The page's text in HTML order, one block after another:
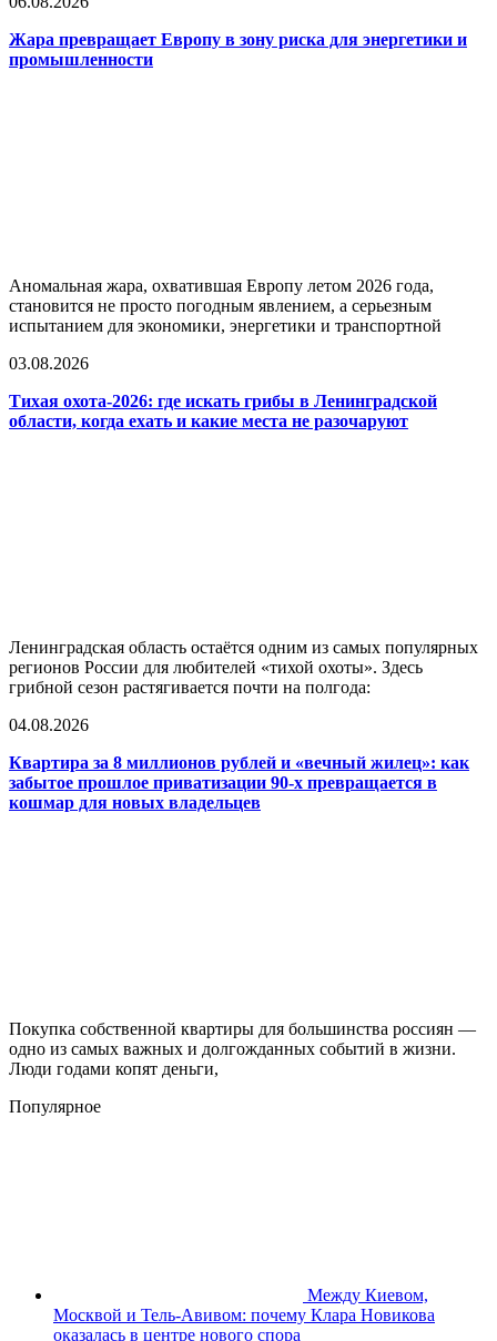
Жара превращает Европу в зону риска для энергетики и
промышленности
Аномальная жара, охватившая Европу летом 2026 года,
становится не просто погодным явлением, а серьезным
испытанием для экономики, энергетики и транспортной
03.08.2026
Тихая охота-2026: где искать грибы в Ленинградской
области, когда ехать и какие места не разочаруют
Ленинградская область остаётся одним из самых популярных
регионов России для любителей «тихой охоты». Здесь
грибной сезон растягивается почти на полгода:
04.08.2026
Квартира за 8 миллионов рублей и «вечный жилец»: как
забытое прошлое приватизации 90-х превращается в
кошмар для новых владельцев
Покупка собственной квартиры для большинства россиян —
одно из самых важных и долгожданных событий в жизни.
Люди годами копят деньги,
Популярное
Между Киевом,
Москвой и Тель-Авивом: почему Клара Новикова
оказалась в центре нового спора